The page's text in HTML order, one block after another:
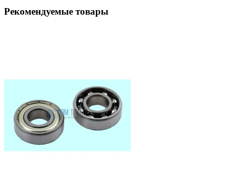
Рекомендуемые товары